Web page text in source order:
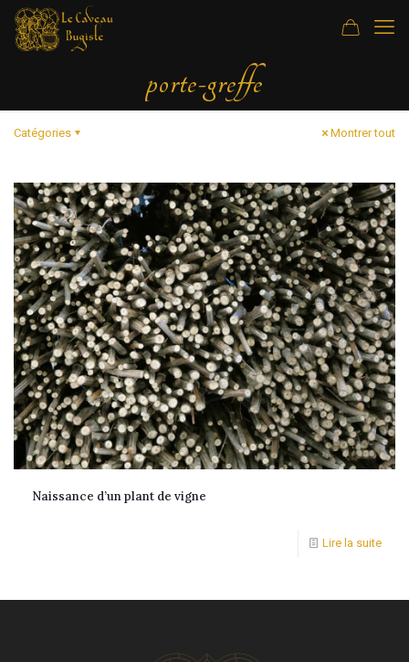
porte-greffe
Catégories Montrer tout
Naissance d’un plant de vigne
Lire la suite